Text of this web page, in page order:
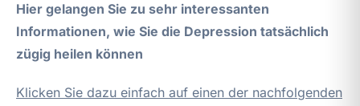
Hier gelangen Sie zu sehr interessanten
Informationen, wie Sie die Depression tatsächlich
zügig heilen können
Klicken Sie dazu einfach auf einen der nachfolgenden